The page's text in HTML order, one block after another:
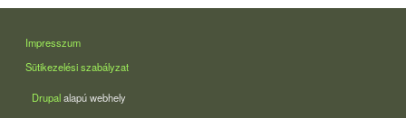
LÁBLÉC
Impresszum
Sütikezelési szabályzat
Drupalalapú webhely